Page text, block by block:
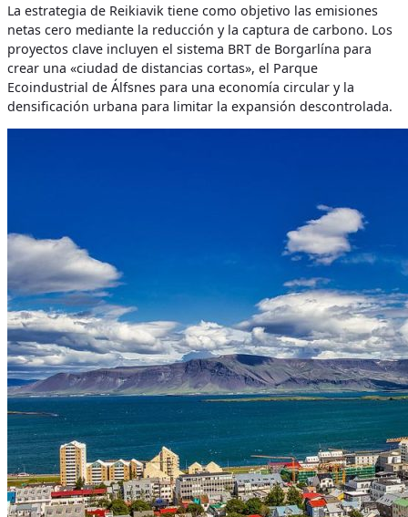
La estrategia de Reikiavik tiene como objetivo las emisiones
netas cero mediante la reducción y la captura de carbono. Los
proyectos clave incluyen el sistema BRT de Borgarlína para
crear una «ciudad de distancias cortas», el Parque
Ecoindustrial de Álfsnes para una economía circular y la
densificación urbana para limitar la expansión descontrolada.